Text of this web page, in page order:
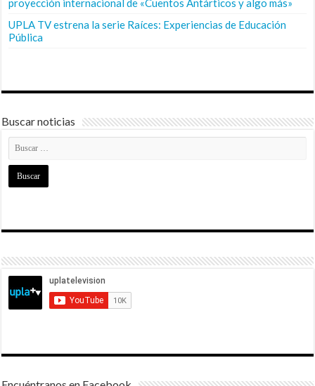
proyección internacional de «Cuentos Antárticos y algo más»
UPLA TV estrena la serie Raíces: Experiencias de Educación
Pública
Buscar noticias